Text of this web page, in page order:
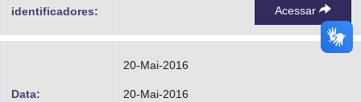
Planalto
identificadores: Acessar
Data:
20-Mai-2016
20-Mai-2016